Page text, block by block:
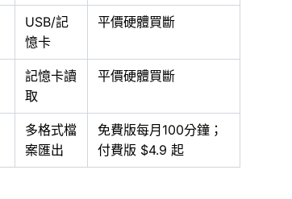
USB/記
憶卡
平價硬體買斷
記憶卡讀
取
平價硬體買斷
多格式檔
案匯出
免費版每月100分鐘；
付費版 $4.9 起